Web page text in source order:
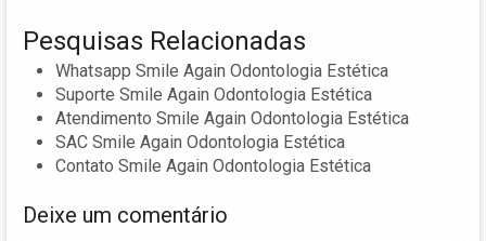
Pesquisas Relacionadas
Whatsapp Smile Again Odontologia Estética
Suporte Smile Again Odontologia Estética
Atendimento Smile Again Odontologia Estética
SAC Smile Again Odontologia Estética
Contato Smile Again Odontologia Estética
Deixe um comentário